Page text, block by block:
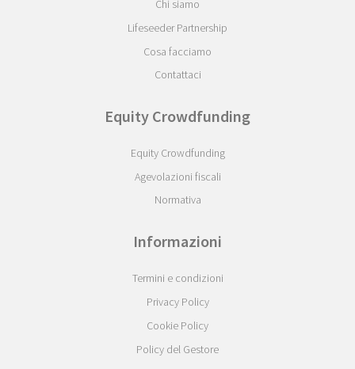
Chi siamo
Lifeseeder Partnership
Cosa facciamo
Contattaci
Equity Crowdfunding
Equity Crowdfunding
Agevolazioni fiscali
Normativa
Informazioni
Termini e condizioni
Privacy Policy
Cookie Policy
Policy del Gestore